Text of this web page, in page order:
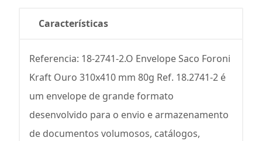
Características
Referencia: 18-2741-2.O Envelope Saco Foroni
Kraft Ouro 310x410 mm 80g Ref. 18.2741-2 é
um envelope de grande formato
desenvolvido para o envio e armazenamento
de documentos volumosos, catálogos,